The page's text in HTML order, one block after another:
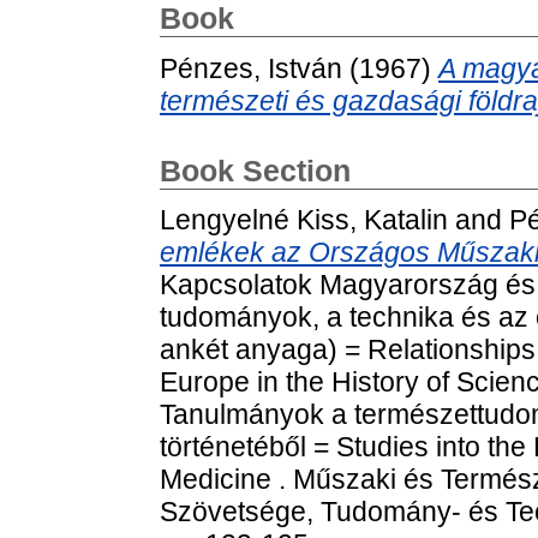
Book
Pénzes, István (1967)A
természeti és gazdasági
Book Section
Lengyelné Kiss, Katalin and
emlékek az Országos
Kapcsolatok Magyarország
tudományok, a technika és
ankét anyaga) =
Europe in the History of
Tanulmányok a
történetéből = Studies into
Medicine . Műszaki és
Szövetsége, Tudomány- és